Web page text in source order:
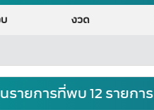
งวด
ายการที่พบ 12 รายกา